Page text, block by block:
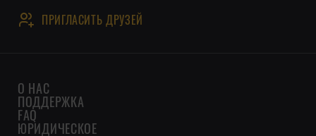
ПРИГЛАСИТЬ ДРУЗЕЙ
О НАС
ПОДДЕРЖКА
FAQ
ЮРИДИЧЕСКОЕ